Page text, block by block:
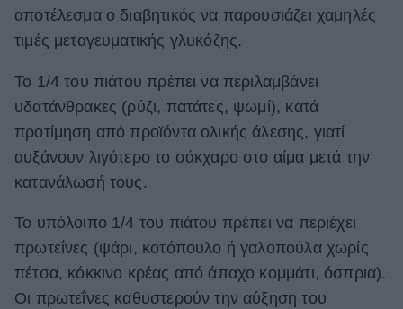
αποτέλεσμα ο διαβητικός να παρουσιάζει χαμηλές
τιμές μεταγευματικής γλυκόζης.
Το 1/4 του πιάτου πρέπει να περιλαμβάνει
υδατάνθρακες (ρύζι, πατάτες, ψωμί), κατά
προτίμηση από προϊόντα ολικής άλεσης, γιατί
αυξάνουν λιγότερο το σάκχαρο στο αίμα μετά την
κατανάλωσή τους.
Το υπόλοιπο 1/4 του πιάτου πρέπει να περιέχει
πρωτεΐνες (ψάρι, κοτόπουλο ή γαλοπούλα χωρίς
πέτσα, κόκκινο κρέας από άπαχο κομμάτι, όσπρια).
Οι πρωτεΐνες καθυστερούν την αύξηση του